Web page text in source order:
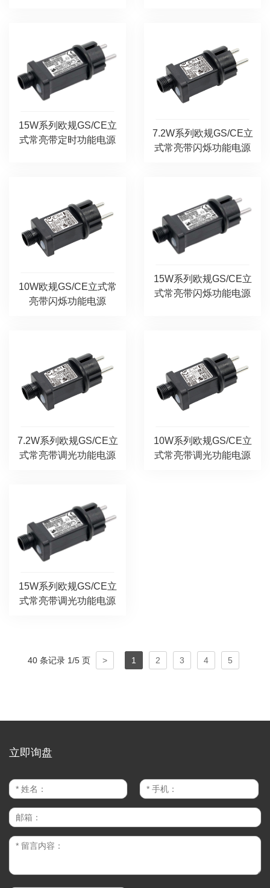
15W系列欧规GS/CE立
式常亮带定时功能电源
7.2W系列欧规GS/CE立
式常亮带闪烁功能电源
10W欧规GS/CE立式常
亮带闪烁功能电源
15W系列欧规GS/CE立
式常亮带闪烁功能电源
7.2W系列欧规GS/CE立
式常亮带调光功能电源
10W系列欧规GS/CE立
式常亮带调光功能电源
15W系列欧规GS/CE立
式常亮带调光功能电源
40 条记录 1/5 页 > 1 2 3 4 5
立即询盘